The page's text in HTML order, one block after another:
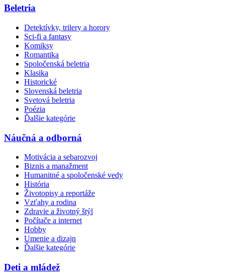
Beletria
Detektívky, trilery a horory
Sci-fi a fantasy
Komiksy
Romantika
Spoločenská beletria
Klasika
Historické
Slovenská beletria
Svetová beletria
Poézia
Ďalšie kategórie
Náučná a odborná
Motivácia a sebarozvoj
Biznis a manažment
Humanitné a spoločenské vedy
História
Životopisy a reportáže
Vzťahy a rodina
Zdravie a životný štýl
Počítače a internet
Hobby
Umenie a dizajn
Ďalšie kategórie
Deti a mládež